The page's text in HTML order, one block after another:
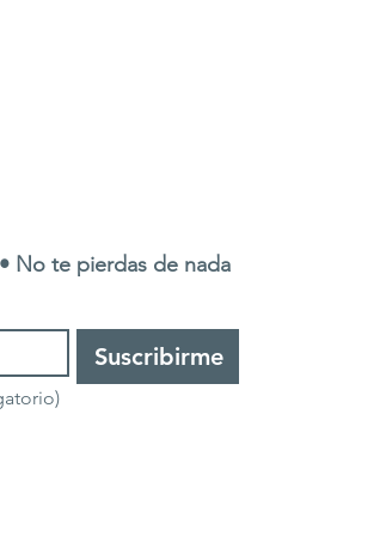
No te pierdas de nada
Suscribirme